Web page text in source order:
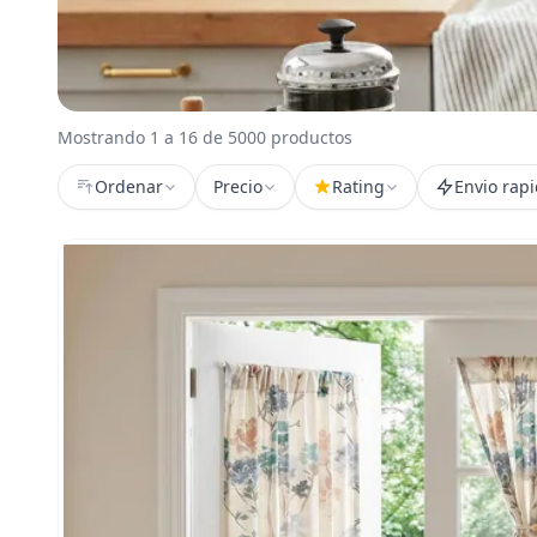
Mostrando 1 a 16 de 5000 productos
Ordenar Precio Rating Envio